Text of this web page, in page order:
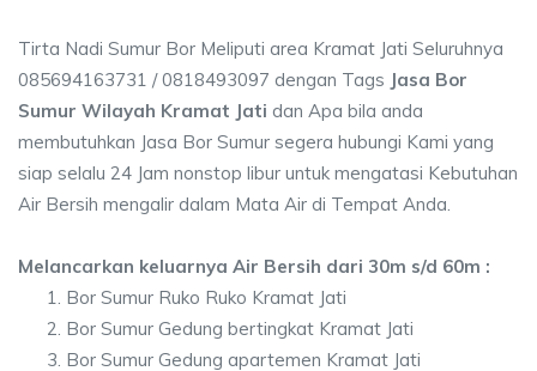
Tirta Nadi Sumur Bor Meliputi area Kramat Jati Seluruhnya
085694163731 / 0818493097 dengan Tags Jasa Bor
Sumur Wilayah Kramat Jati dan Apa bila anda
membutuhkan Jasa Bor Sumur segera hubungi Kami yang
siap selalu 24 Jam nonstop libur untuk mengatasi Kebutuhan
Air Bersih mengalir dalam Mata Air di Tempat Anda.
Melancarkan keluarnya Air Bersih dari 30m s/d 60m :
Bor Sumur Ruko Ruko Kramat Jati
Bor Sumur Gedung bertingkat Kramat Jati
Bor Sumur Gedung apartemen Kramat Jati